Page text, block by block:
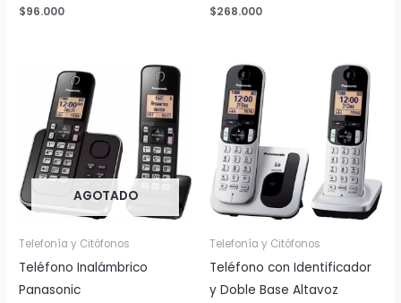
$96.000 $268.000
AGOTADO
Telefonía y Citófonos
Teléfono Inalámbrico
Panasonic
Telefonía y Citófonos
Teléfono con Identificador
y Doble Base Altavoz